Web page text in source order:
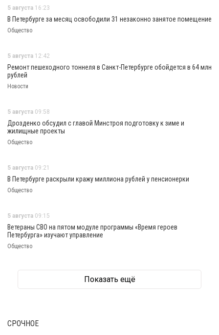
5 августа 16:23
В Петербурге за месяц освободили 31 незаконно занятое помещение
Общество
5 августа 12:42
Ремонт пешеходного тоннеля в Санкт-Петербурге обойдется в 64 млн
рублей
Новости
5 августа 09:58
Дрозденко обсудил с главой Минстроя подготовку к зиме и
жилищные проекты
Общество
5 августа 09:21
В Петербурге раскрыли кражу миллиона рублей у пенсионерки
Общество
5 августа 09:15
Ветераны СВО на пятом модуле программы «Время героев
Петербурга» изучают управление
Общество
Показать ещё
СРОЧНОЕ